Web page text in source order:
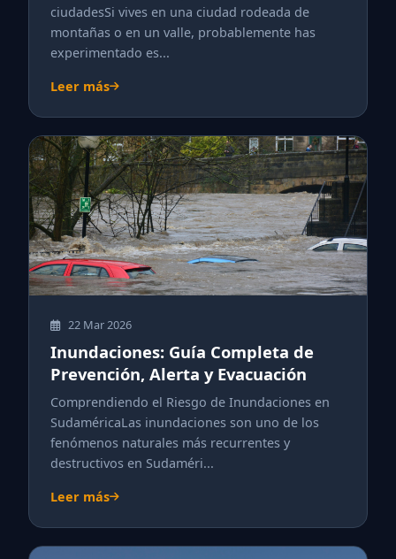
ciudadesSi vives en una ciudad rodeada de
montañas o en un valle, probablemente has
experimentado es...
Leer más
22 Mar 2026
Inundaciones: Guía Completa de
Prevención, Alerta y Evacuación
Comprendiendo el Riesgo de Inundaciones en
SudaméricaLas inundaciones son uno de los
fenómenos naturales más recurrentes y
destructivos en Sudaméri...
Leer más